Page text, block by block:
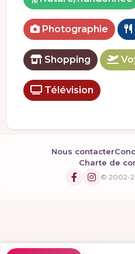
Photographie
Shopping
Télévision
Nous contacter
Charte de
© 2002-